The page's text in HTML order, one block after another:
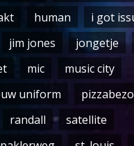
human
i got
jim jones jongetje
mic
music city
uniform
randall
satellite